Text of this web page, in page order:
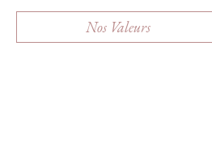
Nos Valeurs